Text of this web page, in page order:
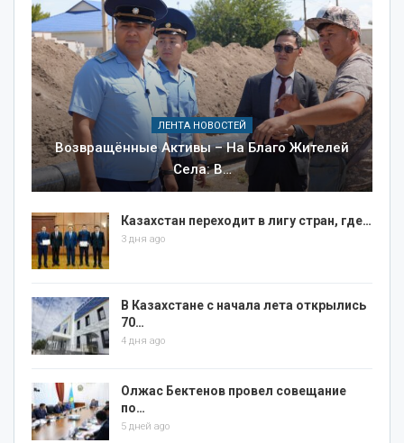
ЛЕНТА НОВОСТЕЙ
Возвращённые Активы – На Благо Жителей
Села: В…
Казахстан переходит в лигу стран, где…
3 дня ago
В Казахстане с начала лета открылись
70…
4 дня ago
Олжас Бектенов провел совещание
по…
5 дней ago